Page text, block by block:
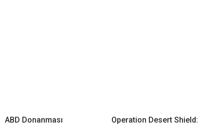
ABD Donanması
Operation Desert Shield: